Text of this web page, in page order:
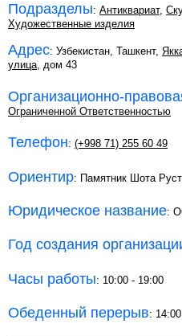
Подразделы: Антиквариат,
Художественные изделия
Адрес: Узбекистан, Ташкент,
улица, дом 43
Организационно-
Ограниченной Ответственностью
Телефон: (+998 71) 255 60 49
Ориентир: Памятник Шота
Юридическое название:
Год создания
Часы работы: 10:00 - 19:00
Обеденный перерыв: